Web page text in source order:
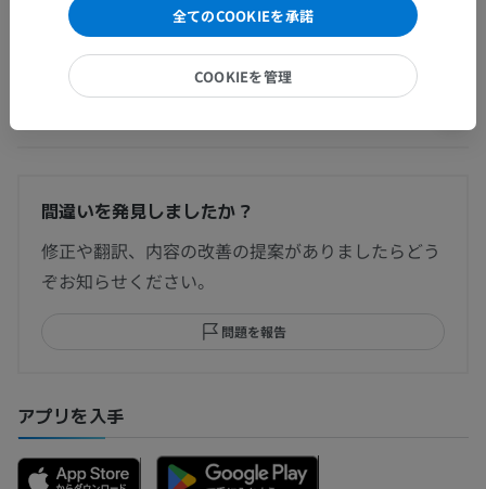
間違いを発見しましたか？
修正や翻訳、内容の改善の提案がありましたらどう
ぞお知らせください。
問題を報告
アプリを入手
全てのCOOKIEを承諾
COOKIEを管理